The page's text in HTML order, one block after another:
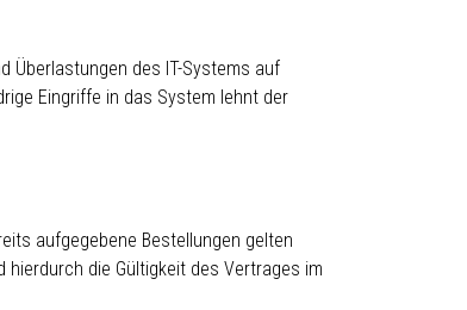
Überlastungen des IT-Systems auf
Eingriffe in das System lehnt der
aufgegebene Bestellungen gelten
die Gültigkeit des Vertrages im